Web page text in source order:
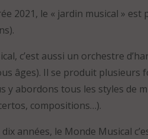
2021, le « jardin musical »
c’est aussi un orchestre
âges). Il se produit plusieurs
y abordons tous les styles de
compositions…).
années, le Monde Musical